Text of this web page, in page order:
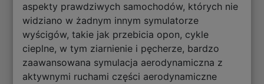
aspekty prawdziwych samochodów, których nie
widziano w żadnym innym symulatorze
wyścigów, takie jak przebicia opon, cykle
cieplne, w tym ziarnienie i pęcherze, bardzo
zaawansowana symulacja aerodynamiczna z
aktywnymi ruchami części aerodynamiczne